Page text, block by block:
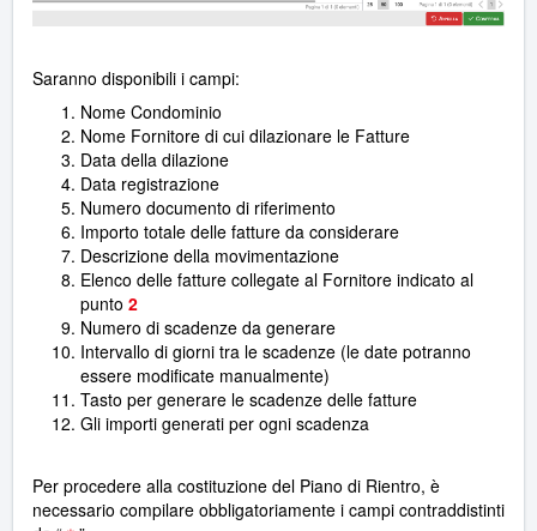
Saranno disponibili i campi:
Nome Condominio
Nome Fornitore di cui dilazionare le Fatture
Data della dilazione
Data registrazione
Numero documento di riferimento
Importo totale delle fatture da considerare
Descrizione della movimentazione
Elenco delle fatture collegate al Fornitore indicato al
punto 2
Numero di scadenze da generare
Intervallo di giorni tra le scadenze (le date potranno
essere modificate manualmente)
Tasto per generare le scadenze delle fatture
Gli importi generati per ogni scadenza
Per procedere alla costituzione del Piano di Rientro, è
necessario compilare obbligatoriamente i campi contraddistinti